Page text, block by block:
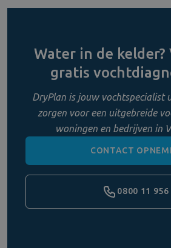
Water in de kelder?
gratis
DryPlan is jouw vochtspecialist
zorgen voor een uitgebreide
woningen en bedrijven in
CONTACT
0800 11 956